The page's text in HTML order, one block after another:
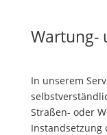
Wartung-
In unserem
Straßen- oder
Instandsetzung